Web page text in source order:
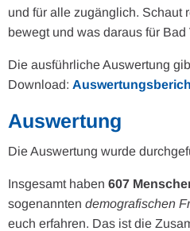
und für alle zugänglich. Schaut
bewegt und was daraus für Bad
Die ausführliche Auswertung
Download:
Auswertung
Die Auswertung wurde
Insgesamt haben 607
sogenannten demografischen
euch erfahren. Das ist die